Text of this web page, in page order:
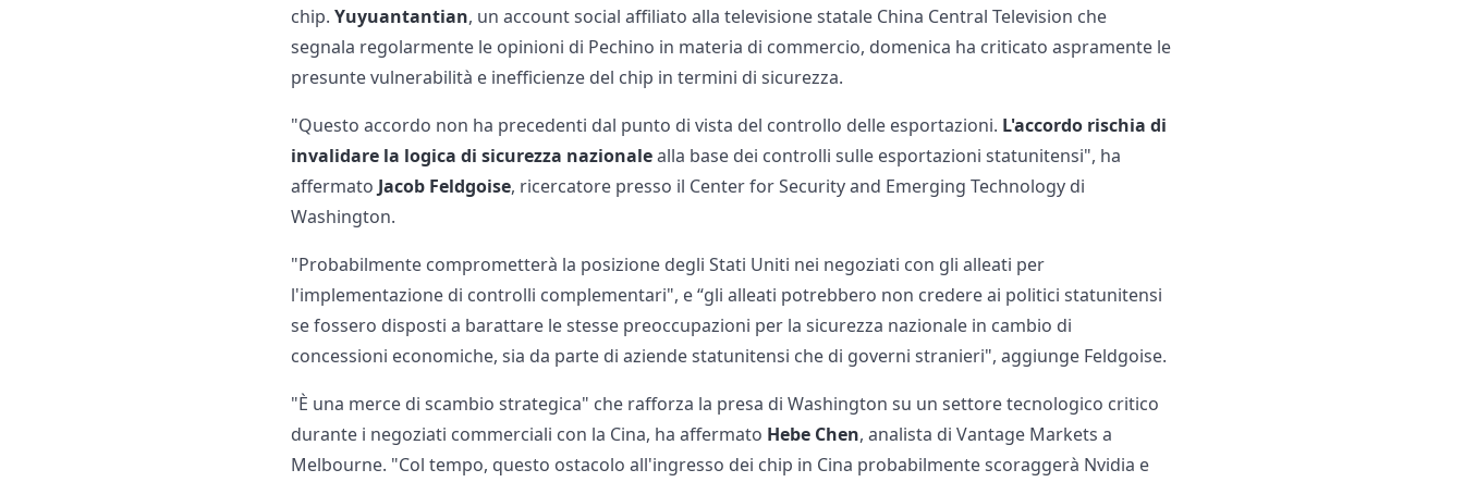
chip.Yuyuantantian, un account social affiliato alla televisione statale China Central Television che
segnala regolarmente le opinioni di Pechino in materia di commercio, domenica ha criticato aspramente le
presunte vulnerabilità e inefficienze del chip in termini di sicurezza.
"Questo accordo non ha precedenti dal punto di vista del controllo delle esportazioni. L'accordo rischia di
invalidare la logica di sicurezza nazionalealla base dei controlli sulle esportazioni statunitensi", ha
affermato Jacob Feldgoise, ricercatore presso il Center for Security and Emerging Technology di
Washington.
"Probabilmente comprometterà la posizione degli Stati Uniti nei negoziati con gli alleati per
l'implementazione di controlli complementari", e “gli alleati potrebbero non credere ai politici statunitensi
se fossero disposti a barattare le stesse preoccupazioni per la sicurezza nazionale in cambio di
concessioni economiche, sia da parte di aziende statunitensi che di governi stranieri", aggiunge Feldgoise.
"È una merce di scambio strategica" che rafforza la presa di Washington su un settore tecnologico critico
durante i negoziati commerciali con la Cina, ha affermato Hebe Chen, analista di Vantage Markets a
Melbourne. "Col tempo, questo ostacolo all'ingresso dei chip in Cina probabilmente scoraggerà Nvidia e